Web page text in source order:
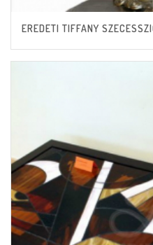
EREDETI TIFFANY